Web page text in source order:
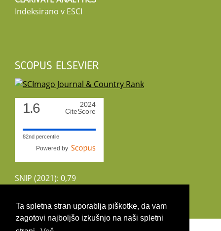
Ta spletna stran uporablja piškotke, da vam
zagotovi najboljšo izkušnjo na naši spletni
Indeksirano v ESCI
SCOPUS ELSEVIER
1.6
2024
CiteScore
82nd percentile
Powered by
SNIP (2021): 0,79